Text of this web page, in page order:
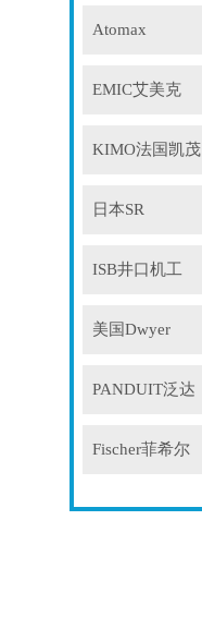
Atomax
EMIC艾美克
KIMO法国凯茂
日本SR
ISB井口机工
美国Dwyer
PANDUIT泛达
Fischer菲希尔